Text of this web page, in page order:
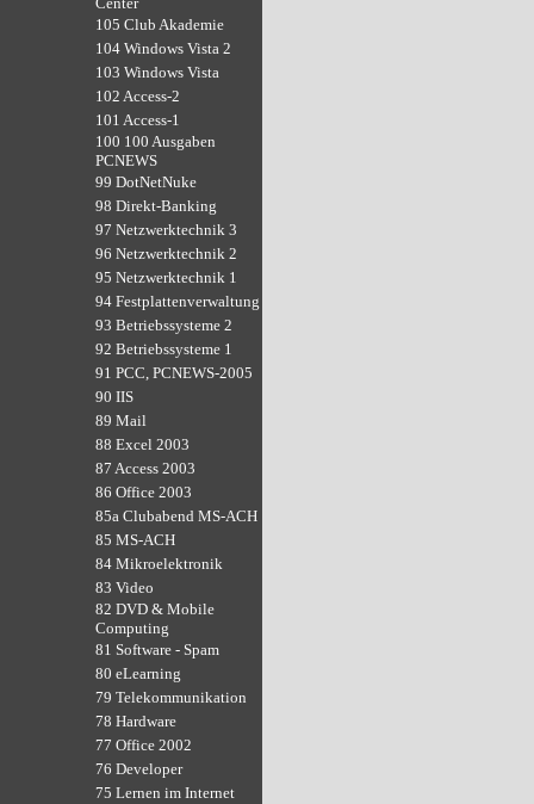
105 Club Akademie
104 Windows Vista 2
103 Windows Vista
102 Access-2
101 Access-1
100 100 Ausgaben
PCNEWS
99 DotNetNuke
98 Direkt-Banking
97 Netzwerktechnik 3
96 Netzwerktechnik 2
95 Netzwerktechnik 1
94 Festplattenverwaltung
93 Betriebssysteme 2
92 Betriebssysteme 1
91 PCC, PCNEWS-2005
90 IIS
89 Mail
88 Excel 2003
87 Access 2003
86 Office 2003
85a Clubabend MS-ACH
85 MS-ACH
84 Mikroelektronik
83 Video
82 DVD & Mobile
Computing
81 Software - Spam
80 eLearning
79 Telekommunikation
78 Hardware
77 Office 2002
76 Developer
75 Lernen im Internet